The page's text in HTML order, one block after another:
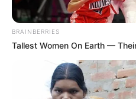
BRAINBERRIES
Tallest Women On Earth —